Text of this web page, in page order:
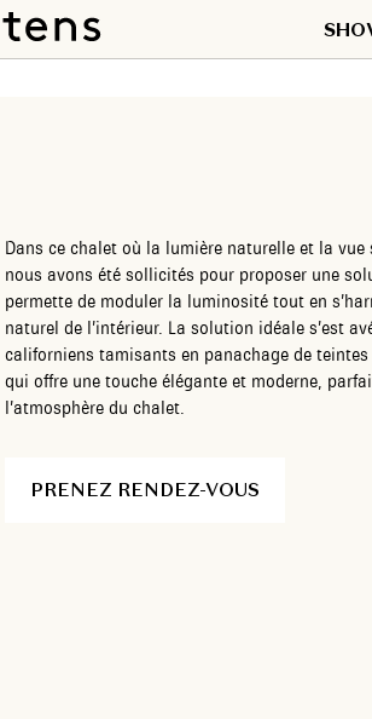
Dans ce chalet où la lumière naturelle et la vue
nous avons été sollicités pour proposer une
permette de moduler la luminosité tout en
naturel de l’intérieur. La solution idéale s’est
californiens tamisants en panachage de
qui offre une touche élégante et moderne,
l’atmosphère du chalet.
PRENEZ RENDEZ-VOUS